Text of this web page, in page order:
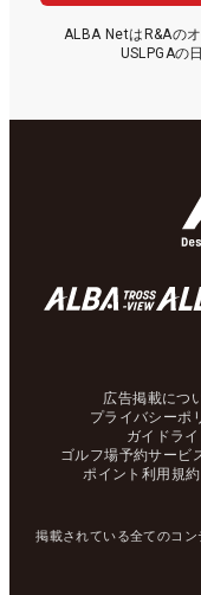
ALBA NetはR&Aの
USLPGAの
広告掲載につ
プライバシーポ
ガイドラ
ゴルフ場予約サービ
ポイント利用規約
掲載されている全てのコ